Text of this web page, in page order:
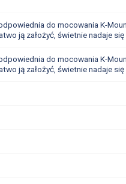
do mocowania K-
ją założyć, świetnie nadaje
do mocowania K-
ją założyć, świetnie nadaje